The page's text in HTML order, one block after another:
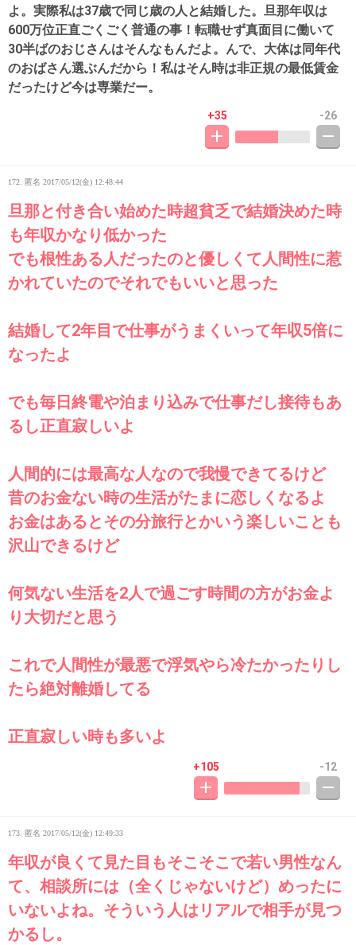
よ。実際私は37歳で同じ歳の人と結婚した。旦那年収は
600万位正直ごくごく普通の事！転職せず真面目に働いて
30半ばのおじさんはそんなもんだよ。んで、大体は同年代
のおばさん選ぶんだから！私はそん時は非正規の最低賃金
だったけど今は専業だー。
+35 -26
172. 匿名 2017/05/12(金) 12:48:44
旦那と付き合い始めた時超貧乏で結婚決めた時
も年収かなり低かった
でも根性ある人だったのと優しくて人間性に惹
かれていたのでそれでもいいと思った
結婚して2年目で仕事がうまくいって年収5倍に
なったよ
でも毎日終電や泊まり込みで仕事だし接待もあ
るし正直寂しいよ
人間的には最高な人なので我慢できてるけど
昔のお金ない時の生活がたまに恋しくなるよ
お金はあるとその分旅行とかいう楽しいことも
沢山できるけど
何気ない生活を2人で過ごす時間の方がお金よ
り大切だと思う
これで人間性が最悪で浮気やら冷たかったりし
たら絶対離婚してる
正直寂しい時も多いよ
+105 -12
173. 匿名 2017/05/12(金) 12:49:33
年収が良くて見た目もそこそこで若い男性なん
て、相談所には（全くじゃないけど）めったに
いないよね。そういう人はリアルで相手が見つ
かるし。